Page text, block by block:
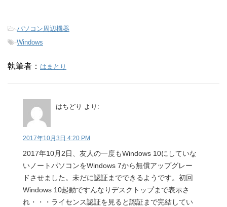
-パソコン周辺機器
-Windows
執筆者： はまとり
はちどり より:
2017年10月3日 4:20 PM
2017年10月2日、友人の一度もWindows 10にしていな
いノートパソコンをWindows 7から無償アップグレー
ドさせました。未だに認証までできるようです。初回
Windows 10起動ですんなりデスクトップまで表示さ
れ・・・ライセンス認証を見ると認証まで完結してい